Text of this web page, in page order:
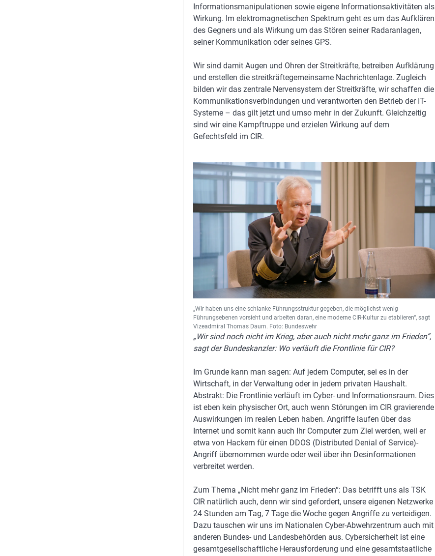
Informationsmanipulationen sowie eigene Informationsaktivitäten als
Wirkung. Im elektromagnetischen Spektrum geht es um das Aufklären
des Gegners und als Wirkung um das Stören seiner Radaranlagen,
seiner Kommunikation oder seines GPS.
Wir sind damit Augen und Ohren der Streitkräfte, betreiben Aufklärung
und erstellen die streitkräftegemeinsame Nachrichtenlage. Zugleich
bilden wir das zentrale Nervensystem der Streitkräfte, wir schaffen die
Kommunikationsverbindungen und verantworten den Betrieb der IT-
Systeme – das gilt jetzt und umso mehr in der Zukunft. Gleichzeitig
sind wir eine Kampftruppe und erzielen Wirkung auf dem
Gefechtsfeld im CIR.
„Wir haben uns eine schlanke Führungsstruktur gegeben, die möglichst wenig
Führungsebenen vorsieht und arbeiten daran, eine moderne CIR-Kultur zu etablieren“, sagt
Vizeadmiral Thomas Daum. Foto: Bundeswehr
„Wir sind noch nicht im Krieg, aber auch nicht mehr ganz im Frieden“,
sagt der Bundeskanzler: Wo verläuft die Frontlinie für CIR?
Im Grunde kann man sagen: Auf jedem Computer, sei es in der
Wirtschaft, in der Verwaltung oder in jedem privaten Haushalt.
Abstrakt: Die Frontlinie verläuft im Cyber- und Informationsraum. Dies
ist eben kein physischer Ort, auch wenn Störungen im CIR gravierende
Auswirkungen im realen Leben haben. Angriffe laufen über das
Internet und somit kann auch Ihr Computer zum Ziel werden, weil er
etwa von Hackern für einen DDOS (Distributed Denial of Service)-
Angriff übernommen wurde oder weil über ihn Desinformationen
verbreitet werden.
Zum Thema „Nicht mehr ganz im Frieden“: Das betrifft uns als TSK
CIR natürlich auch, denn wir sind gefordert, unsere eigenen Netzwerke
24 Stunden am Tag, 7 Tage die Woche gegen Angriffe zu verteidigen.
Dazu tauschen wir uns im Nationalen Cyber-Abwehrzentrum auch mit
anderen Bundes- und Landesbehörden aus. Cybersicherheit ist eine
gesamtgesellschaftliche Herausforderung und eine gesamtstaatliche